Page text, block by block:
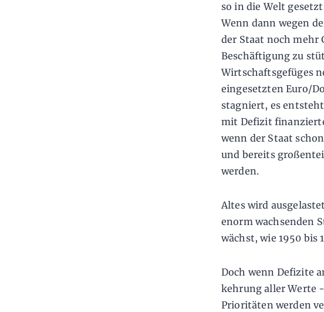
so in die Welt
Wenn dann wegen
der Staat noch mehr
Beschäftigung zu
Wirtschaftsgefüges
eingesetzten Euro/
stagniert, es
mit Defizit
wenn der Staat
und bereits
werden.
Altes wird
enorm wachsenden
wächst, wie 1950 bis
Doch wenn Defizite
kehrung aller Werte
Prioritäten werden